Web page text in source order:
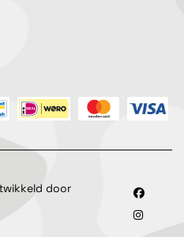
door